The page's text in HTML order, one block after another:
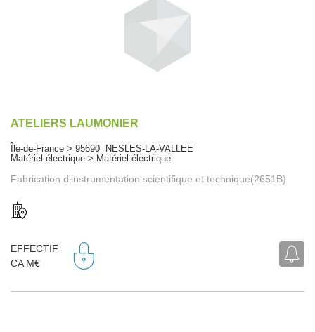
ATELIERS LAUMONIER
Île-de-France > 95690 NESLES-LA-VALLEE
Matériel électrique > Matériel électrique
Fabrication d'instrumentation scientifique et technique(2651B)
EFFECTIF
CA M€